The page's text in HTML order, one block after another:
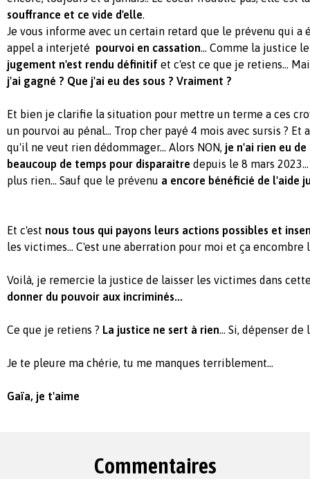
souffrance et ce vide d'elle.
Je vous informe avec un certain retard que le prévenu qui a
appel a interjeté pourvoi en cassation... Comme la justice
jugement n'est rendu définitif et c'est ce que je retiens...
j'ai gagné ? Que j'ai eu des sous ? Vraiment ?
Et bien je clarifie la situation pour mettre un terme a ces
un pourvoi au pénal... Trop cher payé 4 mois avec sursis ? Et
qu'il ne veut rien dédommager... Alors NON, je n'ai rien eu
beaucoup de temps pour disparaitre depuis le 8 mars
plus rien... Sauf que le prévenu a encore bénéficié de l'aide
Et c'est nous tous qui payons leurs actions possibles et
les victimes... C'est une aberration pour moi et ça encombre
Voilà, je remercie la justice de laisser les victimes dans
donner du pouvoir aux incriminés...
Ce que je retiens ? La justice ne sert à rien... Si, dépenser
Je te pleure ma chérie, tu me manques terriblement...
Gaïa, je t'aime
Commentaires